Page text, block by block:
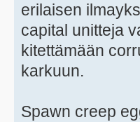
erilaisen
capital unitteja
kitettämään
karkuun.
Spawn creep